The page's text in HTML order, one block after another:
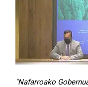
"Nafarroako